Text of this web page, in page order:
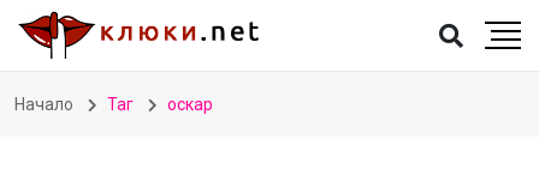
Начало Таг оскар